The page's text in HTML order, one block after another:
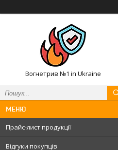
Вогнетрив №1 in Ukraine
Прайс-лист продукції
Відгуки покупців